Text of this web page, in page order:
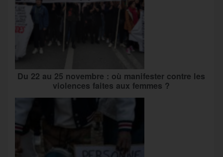
Du 22 au 25 novembre : où manifester contre les
violences faites aux femmes ?